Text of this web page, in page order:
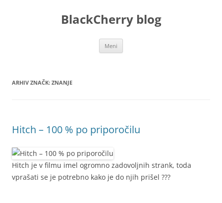
BlackCherry blog
Meni
ARHIV ZNAČK: ZNANJE
Hitch – 100 % po priporočilu
Hitch je v filmu imel ogromno zadovoljnih strank, toda
vprašati se je potrebno kako je do njih prišel ???